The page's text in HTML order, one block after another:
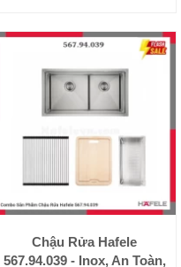
Chậu Rửa Hafele
567.94.039 - Inox, An Toàn,